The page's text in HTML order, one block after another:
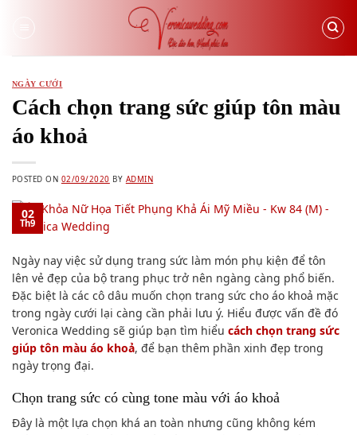
NGÀY CƯỚI
Cách chọn trang sức giúp tôn màu
áo khoả
POSTED ON 02/09/2020 BY ADMIN
02
Th9
Ngày nay việc sử dụng trang sức làm món phụ kiện để tôn
lên vẻ đẹp của bộ trang phục trở nên ngàng càng phổ biến.
Đặc biệt là các cô dâu muốn chọn trang sức cho áo khoả mặc
trong ngày cưới lại càng cần phải lưu ý. Hiểu được vấn đề đó
Veronica Wedding sẽ giúp bạn tìm hiểu cách chọn trang sức
giúp tôn màu áo khoả, để bạn thêm phần xinh đẹp trong
ngày trọng đại.
Chọn trang sức có cùng tone màu với áo khoả
Đây là một lựa chọn khá an toàn nhưng cũng không kém